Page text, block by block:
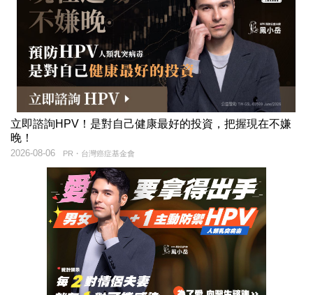
立即諮詢HPV！是對自己健康最好的投資，把握現在不嫌
晚！
PR・台灣癌症基金會
2026-08-06